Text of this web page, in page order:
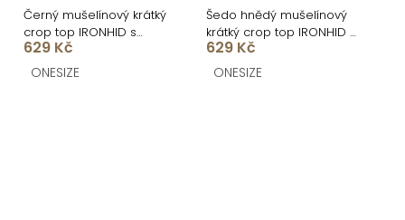
Černý mušelínový krátký
crop top IRONHID s
dlouhým rukávem
629 Kč
ONESIZE
Šedo hnědý mušelínový
krátký crop top IRONHID s
dlouhým rukávem
629 Kč
ONESIZE